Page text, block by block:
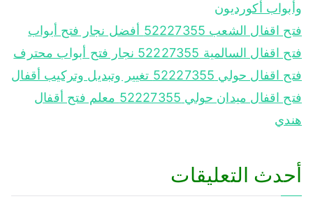
وأبواب أكورديون
فتح اقفال الشعب 52227355 أفضل نجار فتح أبواب
فتح اقفال السالمية 52227355 نجار فتح أبواب محترف
فتح اقفال حولي 52227355 تغيير وتبديل وتركيب أقفال
فتح اقفال ميدان حولي 52227355 معلم فتح أقفال
هندي
أحدث التعليقات